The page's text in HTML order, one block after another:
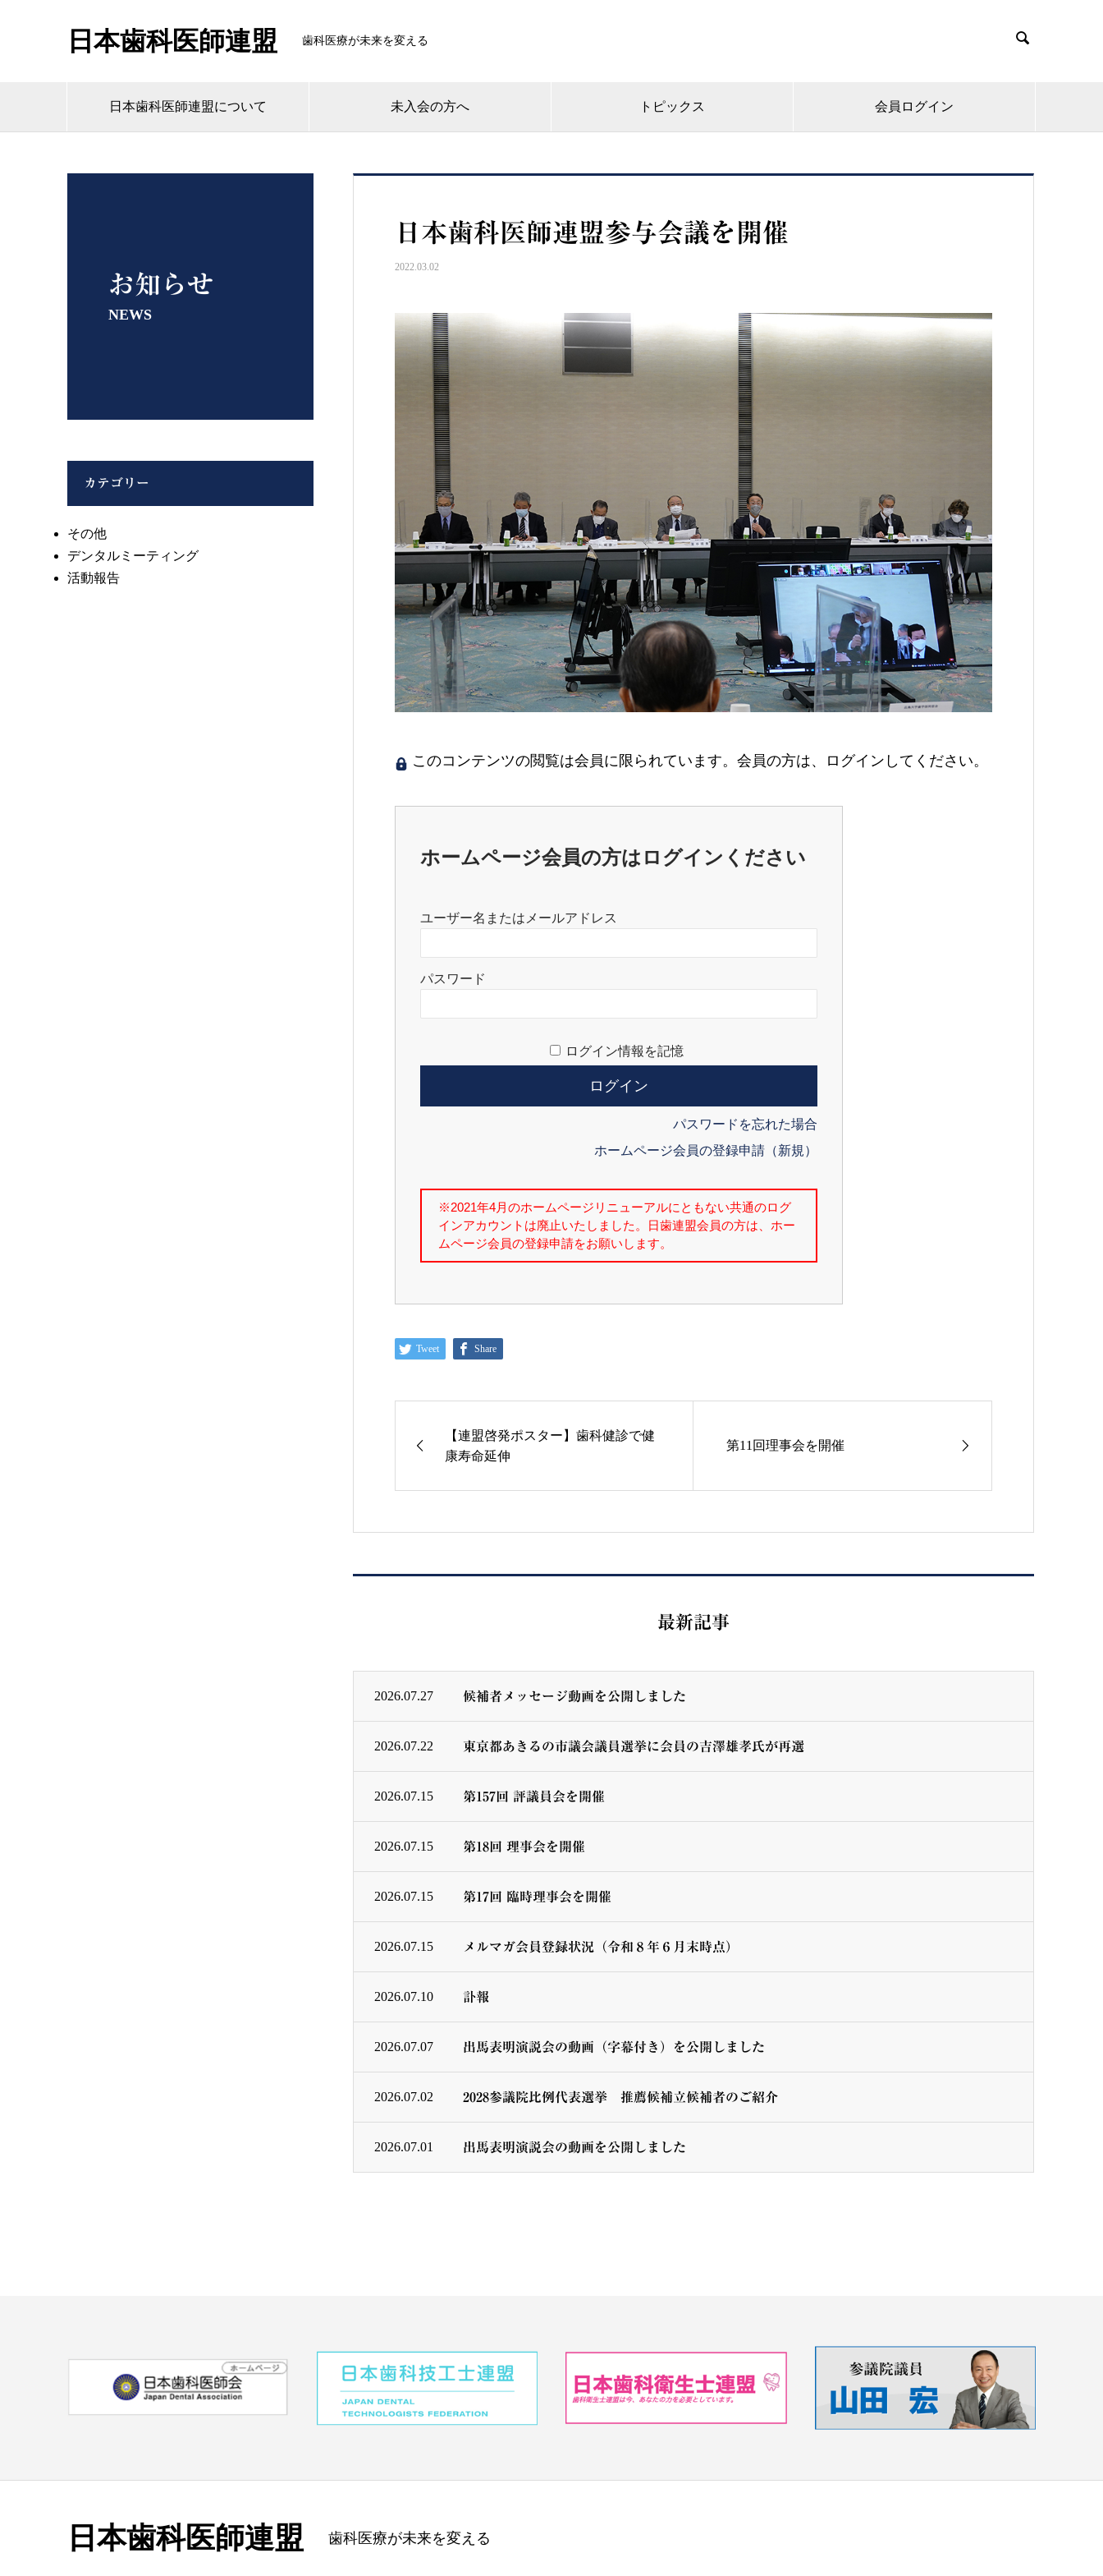
日本歯科医師連盟 歯科医療が未来を変える 
日本歯科医師連盟について 未入会の方へ トピックス 会員ログイン
お知らせ
NEWS
日本歯科医師連盟参与会議を開催
2022.03.02
このコンテンツの閲覧は会員に限られています。会員の方は、ログインしてください。
ホームページ会員の方はログインください
ユーザー名またはメールアドレス
パスワード
ログイン情報を記憶
パスワードを忘れた場合
ホームページ会員の登録申請（新規）
Tweet Share
【連盟啓発ポスター】歯科健診で健
康寿命延伸
第11回理事会を開催
最新記事
2026.07.27 候補者メッセージ動画を公開しました
2026.07.22 東京都あきるの市議会議員選挙に会員の吉澤雄孝氏が再選
2026.07.15 第157回 評議員会を開催
2026.07.15 第18回 理事会を開催
2026.07.15 第17回 臨時理事会を開催
2026.07.15 メルマガ会員登録状況（令和８年６月末時点）
2026.07.10 訃報
2026.07.07 出馬表明演説会の動画（字幕付き）を公開しました
2026.07.02 2028参議院比例代表選挙 推薦候補立候補者のご紹介
2026.07.01 出馬表明演説会の動画を公開しました
カテゴリー
その他
デンタルミーティング
活動報告
日本歯科医師連盟 歯科医療が未来を変える